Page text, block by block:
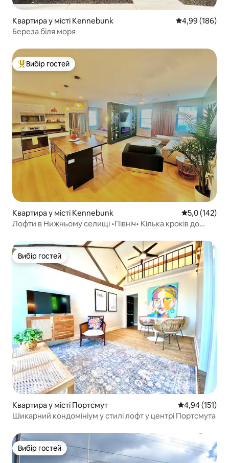
Квартира у місті Kennebunk Середня
4,99 (186)
Береза біля моря
Топ вибір гостей
Вибір гостей
Квартира у місті Kennebunk Середня
5,0 (142)
Лофти в Нижньому селищі •Північ• Кілька кроків до
Вибір гостей
Вибір гостей
Квартира у місті Портсмут Середня
4,94 (151)
Шикарний кондомініум у стилі лофт у центрі Портсмута
Вибір гостей
Вибір гостей